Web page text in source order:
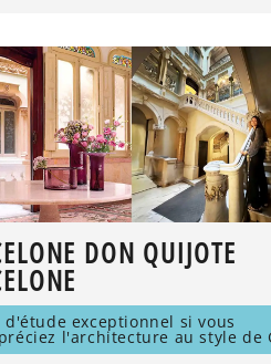
DON QUIJOTE
d'étude exceptionnel si vous
l'architecture au style de